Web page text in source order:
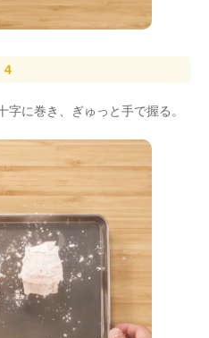
に巻き、ぎゅっと手で握る。